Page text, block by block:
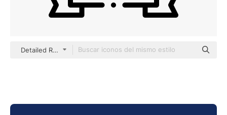
Detailed Rounded Lineal